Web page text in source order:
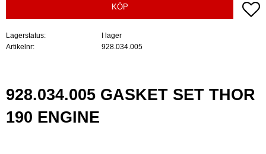
KÖP
Lagerstatus
I lager
Artikelnr
928.034.005
928.034.005 GASKET SET THOR
190 ENGINE